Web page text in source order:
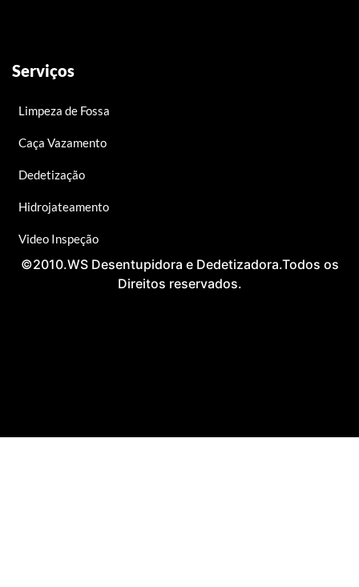
Serviços
Limpeza de Fossa
Caça Vazamento
Dedetização
Hidrojateamento
Video Inspeção
©2010.WS Desentupidora e Dedetizadora.Todos os
Direitos reservados.